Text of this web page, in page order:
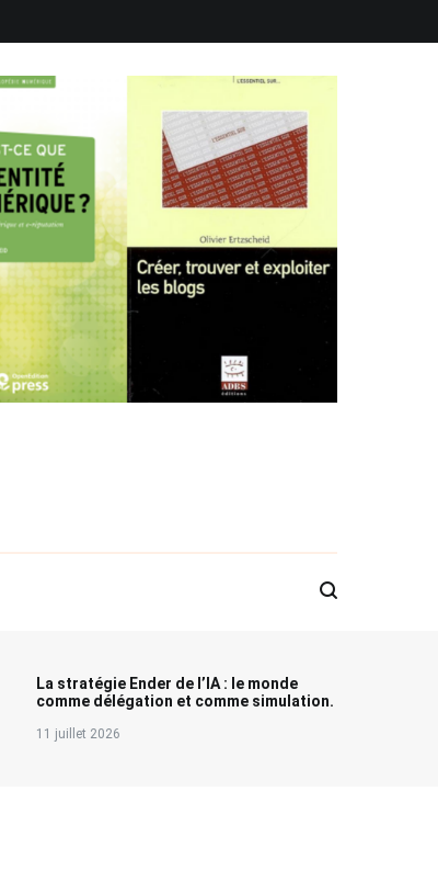
La stratégie Ender de l’IA : le monde
comme délégation et comme simulation.
11 juillet 2026